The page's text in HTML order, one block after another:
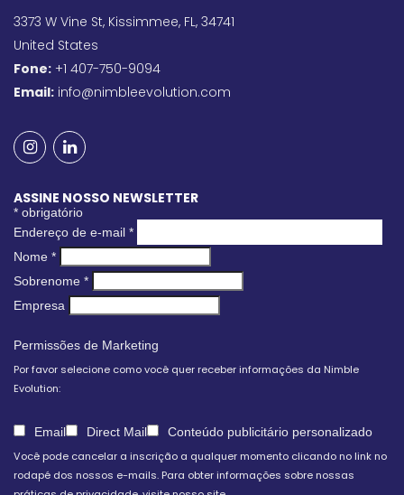
3373 W Vine St, Kissimmee, FL, 34741
United States
Fone: +1 407-750-9094
Email: info@nimbleevolution.com
ASSINE NOSSO NEWSLETTER
* obrigatório
Endereço de e-mail *
Nome *
Sobrenome *
Empresa
Permissões de Marketing
Por favor selecione como você quer receber informações da Nimble
Evolution:
Email Direct Mail
Conteúdo publicitário personalizado
Você pode cancelar a inscrição a qualquer momento clicando no link no
rodapé dos nossos e-mails. Para obter informações sobre nossas